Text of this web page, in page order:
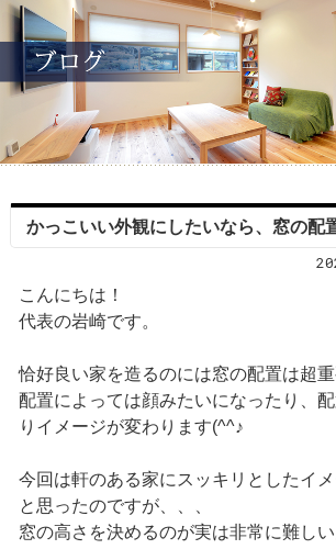
かっこいい外観にしたいなら、窓の配
こんにちは！
代表の岩崎です。
恰好良い家を造るのには窓の配置は超重
配置によっては顔みたいになったり、
りイメージが変わります(^^♪
今回は軒のある家にスッキリとしたイ
と思ったのですが、、、
窓の高さを決めるのが実は非常に難しい